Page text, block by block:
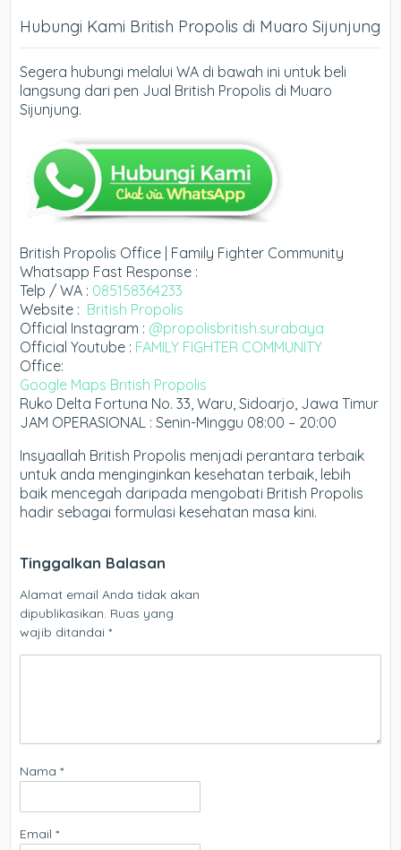
Hubungi Kami British Propolis di Muaro Sijunjung
Segera hubungi melalui WA di bawah ini untuk beli
langsung dari pen Jual British Propolis di Muaro
Sijunjung.
British Propolis Office | Family Fighter Community
Whatsapp Fast Response :
Telp / WA : 085158364233
Website : British Propolis
Official Instagram : @propolisbritish.surabaya
Official Youtube : FAMILY FIGHTER COMMUNITY
Office:
Google Maps British Propolis
Ruko Delta Fortuna No. 33, Waru, Sidoarjo, Jawa Timur
JAM OPERASIONAL : Senin-Minggu 08:00 – 20:00
Insyaallah British Propolis menjadi perantara terbaik
untuk anda menginginkan kesehatan terbaik, lebih
baik mencegah daripada mengobati British Propolis
hadir sebagai formulasi kesehatan masa kini.
Tinggalkan Balasan
Alamat email Anda tidak akan
dipublikasikan. Ruas yang
wajib ditandai*
Nama*
Email*